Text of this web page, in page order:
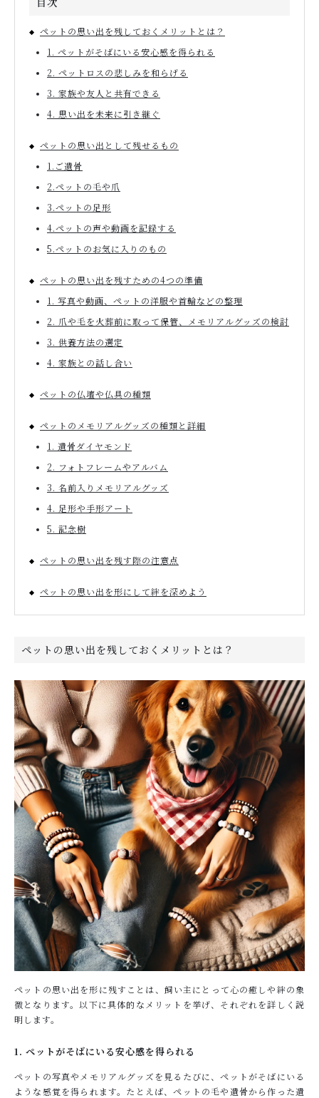
ペットの思い出を残しておくメリットとは？
1. ペットがそばにいる安心感を得られる
2. ペットロスの悲しみを和らげる
3. 家族や友人と共有できる
4. 思い出を未来に引き継ぐ
ペットの思い出として残せるもの
1.ご遺骨
2.ペットの毛や爪
3.ペットの足形
4.ペットの声や動画を記録する
5.ペットのお気に入りのもの
ペットの思い出を残すための4つの準備
1. 写真や動画、ペットの洋服や首輪などの整理
2. 爪や毛を火葬前に取って保管、メモリアルグッズの検討
3. 供養方法の選定
4. 家族との話し合い
ペットの仏壇や仏具の種類
ペットのメモリアルグッズの種類と詳細
1. 遺骨ダイヤモンド
2. フォトフレームやアルバム
3. 名前入りメモリアルグッズ
4. 足形や手形アート
5. 記念樹
ペットの思い出を残す際の注意点
ペットの思い出を形にして絆を深めよう
ペットの思い出を残しておくメリットとは？
ペットの思い出を形に残すことは、飼い主にとって心の癒しや絆の象
徴となります。以下に具体的なメリットを挙げ、それぞれを詳しく説
明します。
1. ペットがそばにいる安心感を得られる
ペットの写真やメモリアルグッズを見るたびに、ペットがそばにいる
ような感覚を得られます。たとえば、ペットの毛や遺骨から作った遺